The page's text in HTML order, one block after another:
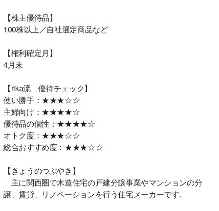
【株主優待品】
100株以上／自社選定商品など
【権利確定月】
4月末
【rika流 優待チェック】
使い勝手：★★★☆☆
主婦向け：★★★★☆
優待品の個性：★★★★☆
オトク度：★★★☆☆
総合おすすめ度：★★★☆☆
【きょうのつぶやき】
主に関西圏で木造住宅の戸建分譲事業やマンションの分
譲、賃貸、リノベーションを行う住宅メーカーです。